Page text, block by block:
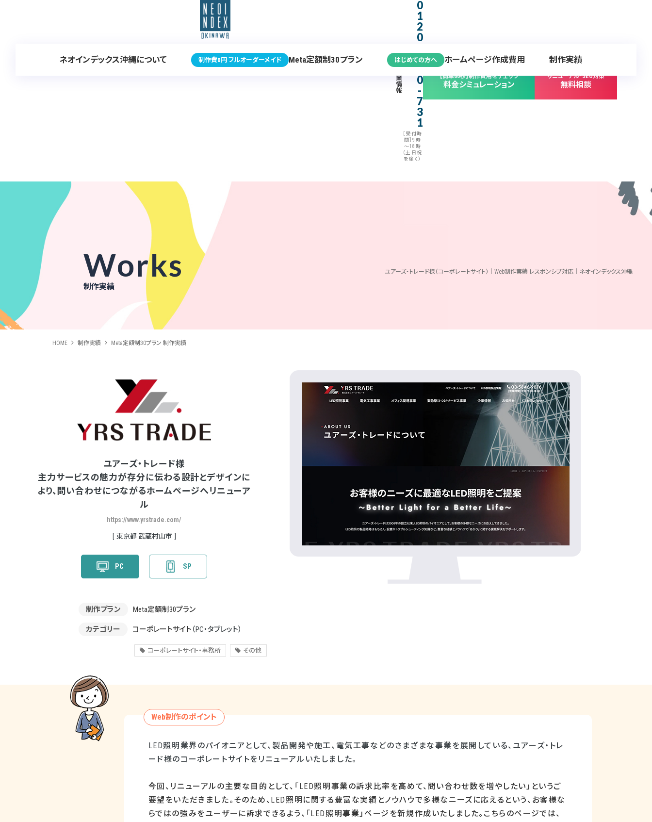
業
情
報
0
1
2
0
3
7
0
-
7
3
1
［受付時
間］9時
～18時
（土日祝
を除く）
【簡単60秒】制作費用をチェック
料金シミュレーション
リニューアル･SEO対策
無料相談
ネオインデックス沖縄について 制作費0円 フルオーダーメイド Meta定額制30プラン はじめての方へ ホームページ作成費用 制作実績
ユアーズ・トレード様（コーポレートサイト）｜Web制作実績 レスポンシブ対応｜ネオインデックス沖縄
Works
制作実績
HOME 制作実績 Meta定額制30プラン 制作実績
ユアーズ・トレード様
主力サービスの魅力が存分に伝わる設計とデザインに
より、問い合わせにつながるホームページへリニューア
ル
https://www.yrstrade.com/
東京都 武蔵村山市
PC SP
制作プラン Meta定額制30プラン
カテゴリー コーポレートサイト （PC・タブレット）
コーポレートサイト・事務所 その他
Web制作のポイント
LED照明業界のパイオニアとして、製品開発や施工、電気工事などのさまざまな事業を展開している、ユアーズ・トレ
ード様のコーポレートサイトをリニューアルいたしました。
今回、リニューアルの主要な目的として、「LED照明事業の訴求比率を高めて、問い合わせ数を増やしたい」というご
要望をいただきました。そのため、 LED 照明に関する豊富な実績とノウハウで多様なニーズに応えるという、お客様な
らではの強みをユーザーに訴求できるよう、「LED 照明事業」ページを新規作成いたしました。こちらのページでは、